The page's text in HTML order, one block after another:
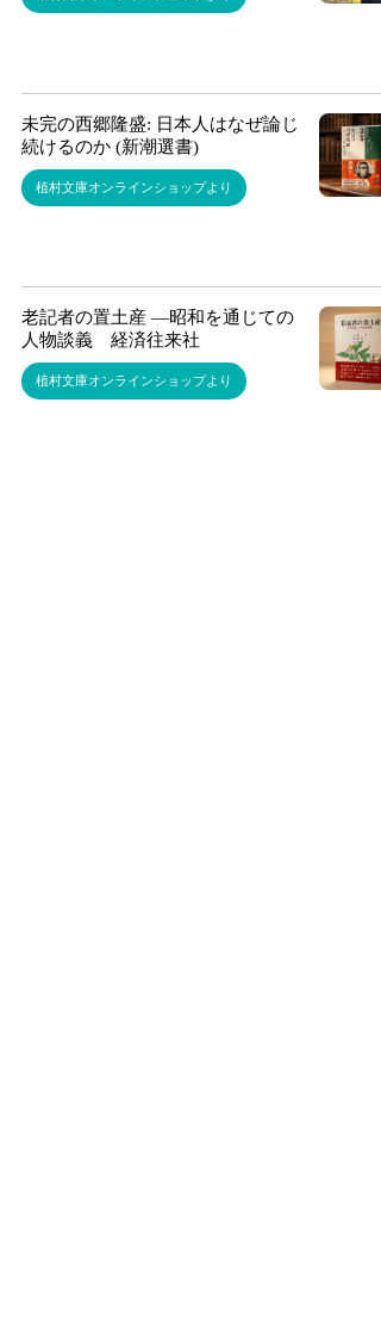
未完の西郷隆盛: 日本人はなぜ論じ
続けるのか (新潮選書)
植村文庫オンラインショップより
老記者の置土産 ―昭和を通じての
人物談義 経済往来社
植村文庫オンラインショップより